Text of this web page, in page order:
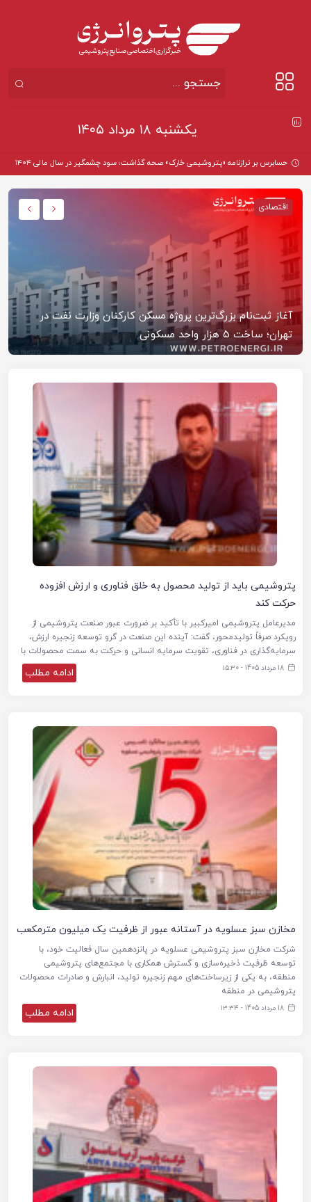
یکشنبه ۱۸ مرداد ۱۴۰۵
آغاز
اقتصادی
آغاز ثبت‌نام بزرگ‌ترین پروژه مسکن کارکنان وزارت نفت در
تهران؛ ساخت ۵ هزار واحد مسکونی
پتروشیمی باید از تولید محصول به خلق فناوری و ارزش افزوده
حرکت کند
مدیرعامل پتروشیمی امیرکبیر با تأکید بر ضرورت عبور صنعت پتروشیمی از
رویکرد صرفاً تولیدمحور، گفت: آینده این صنعت در گرو توسعه زنجیره ارزش،
سرمایه‌گذاری در فناوری، تقویت سرمایه انسانی و حرکت به سمت محصولات با
18 مرداد 1405 - ۱۵:۳۰ ادامه مطلب
مخازن سبز عسلویه در آستانه عبور از ظرفیت یک میلیون مترمکعب
شرکت مخازن سبز پتروشیمی عسلویه در پانزدهمین سال فعالیت خود، با
توسعه ظرفیت ذخیره‌سازی و گسترش همکاری با مجتمع‌های پتروشیمی
منطقه، به یکی از زیرساخت‌های مهم زنجیره تولید، انبارش و صادرات محصولات
پتروشیمی در منطقه
18 مرداد 1405 - ۱۳:۳۴ ادامه مطلب